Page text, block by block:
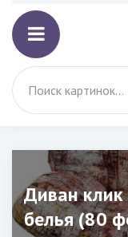
Диван
белья (80